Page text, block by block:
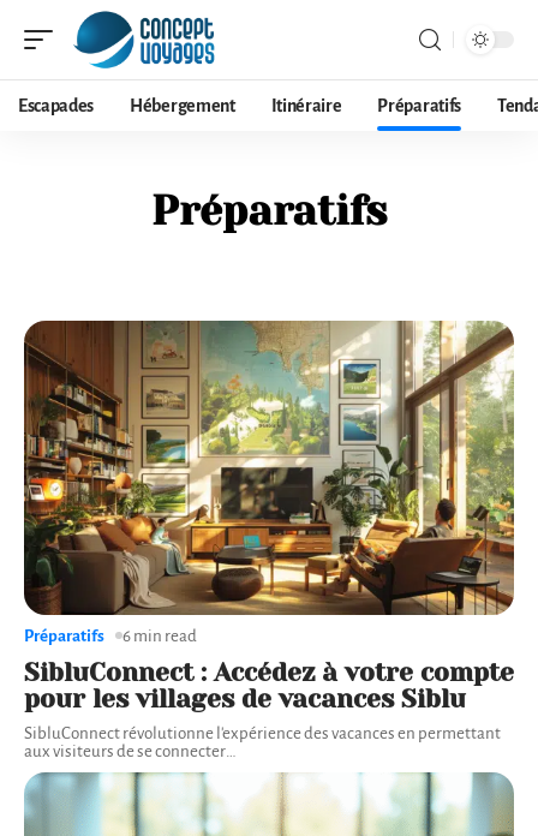
Escapades Hébergement Itinéraire Préparatifs
Préparatifs
SibluConnect : Accédez à votre compte
pour les villages de vacances Siblu
SibluConnect révolutionne l'expérience des vacances en permettant
aux visiteurs de se connecter
Préparatifs 6 min read